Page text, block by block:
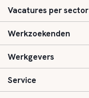
Vacatures per sector
Basisonderwijs
Speciaal (basis) onderwijs
Voortgezet onderwijs
Werkzoekenden
Aanmelden
Vacatures
Werkgevers
Inloggen
Service